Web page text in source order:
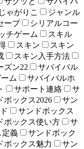
じゃがりこ
ジャンル
ーブ
シリアルコー
チゲーム
スキル
スキン
スキン
スキン入手方法
ズン22
サバイバル
ム
サバイバルホ
サポート連絡
サ
ボックス2026
サン
サンドボックス
ボックス使い方
サ
定義
サンドボック
ボックス魅力
サン